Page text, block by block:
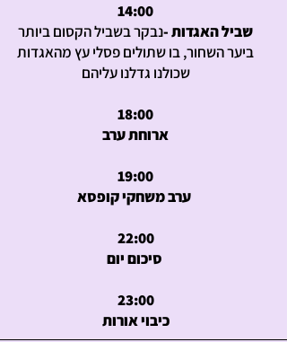
14:00
שביל האגדות -נבקר בשביל הקסום ביותר
ביער השחור, בו שתולים פסלי עץ מהאגדות
שכולנו גדלנו עליהם
18:00
ארוחת ערב
19:00
22:00
23:00
כיבוי אורות